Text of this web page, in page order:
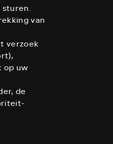
sturen.
van
verzoek
op uw
de